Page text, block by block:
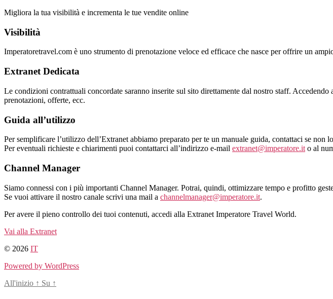
Salta
contenuto
Migliora la tua visibilità e incrementa le tue vendite online
Visibilità
Imperatoretravel.com è uno strumento di prenotazione veloce ed efficace che nasce per offrire un
Extranet Dedicata
Le condizioni contrattuali concordate saranno inserite sul sito direttamente dal nostro staff.
prenotazioni, offerte, ecc.
Guida all’utilizzo
Per semplificare l’utilizzo dell’Extranet abbiamo preparato per te un manuale guida, contattaci se non
Per eventuali richieste e chiarimenti puoi contattarci all’indirizzo e-mail extranet@imperatore.it o al
Channel Manager
Siamo connessi con i più importanti Channel Manager. Potrai, quindi, ottimizzare tempo e profitto
Se vuoi attivare il nostro canale scrivi una mail a channelmanager@imperatore.it.
Per avere il pieno controllo dei tuoi contenuti, accedi alla Extranet Imperatore Travel World.
Vai alla Extranet
© 2026 IT
Powered by WordPress
All'inizio ↑ Su ↑